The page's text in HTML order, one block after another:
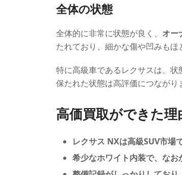
全体の状態
全体的に非常に状態が良く、 オー
たれており、細かな傷や凹みもほ
特に高級車であるレクサスは、
保たれた状態は高評価につながり
高価買取ができた理
レクサス NXは高級SUV市場
希少なホワイト内装で、な